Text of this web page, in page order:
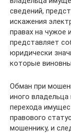
сведений,
искажения
правах на чужое
представляет
юридически
которые
Обман при
иного
перехода
правового
мошеннику, и